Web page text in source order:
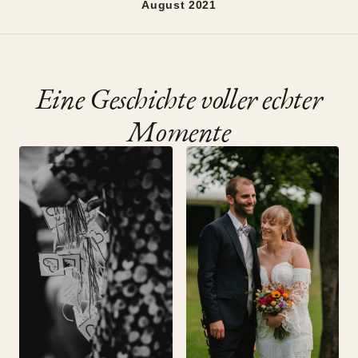
August 2021
Eine Geschichte voller echter
Momente